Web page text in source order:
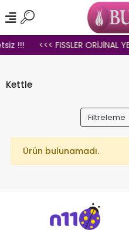
!!! <<< FISSLER ORİJİNAL
Kettle
Filtreleme
Ürün bulunamadı.